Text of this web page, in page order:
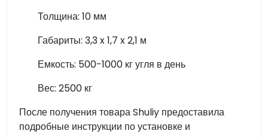
Толщина: 10 мм
Габариты: 3,3 x 1,7 x 2,1 м
Емкость: 500-1000 кг угля в день
Вес: 2500 кг
После получения товара Shuliy предоставила
подробные инструкции по установке и